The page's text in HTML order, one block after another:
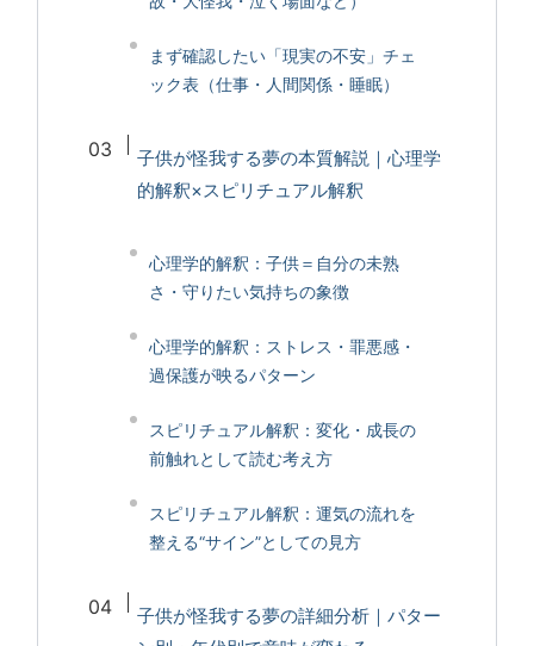
まず確認したい「現実の不安」チェ
ック表（仕事・人間関係・睡眠）
子供が怪我する夢の本質解説｜心理学
的解釈×スピリチュアル解釈
心理学的解釈：子供＝自分の未熟
さ・守りたい気持ちの象徴
心理学的解釈：ストレス・罪悪感・
過保護が映るパターン
スピリチュアル解釈：変化・成長の
前触れとして読む考え方
スピリチュアル解釈：運気の流れを
整える“サイン”としての見方
子供が怪我する夢の詳細分析｜パター